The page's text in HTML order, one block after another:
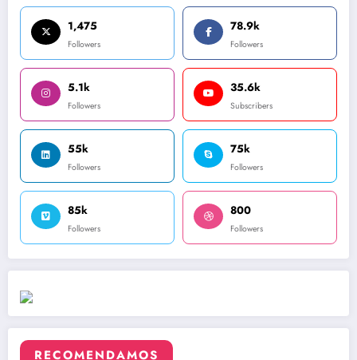
1,475
Followers
78.9k
Followers
5.1k
Followers
35.6k
Subscribers
55k
Followers
75k
Followers
85k
Followers
800
Followers
RECOMENDAMOS